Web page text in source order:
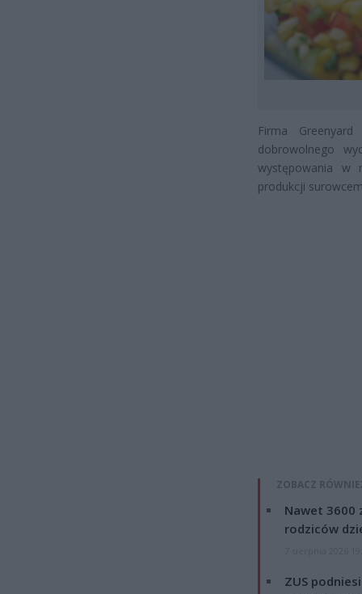
Firma
dobrowolnego
występowania
produkcji
ZOBACZ
Nawet 3600
rodziców
ZUS